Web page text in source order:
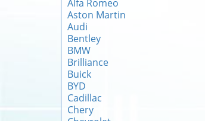
Alfa Romeo
Aston Martin
Audi
Bentley
BMW
Brilliance
Buick
BYD
Cadillac
Chery